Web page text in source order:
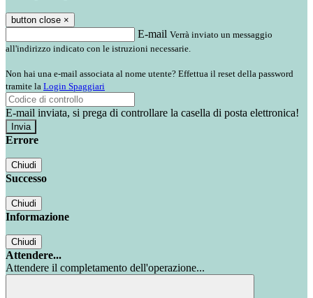
button close ×
E-mail Verrà inviato un messaggio
all'indirizzo indicato con le istruzioni necessarie.
Non hai una e-mail associata al nome utente? Effettua il reset della password
tramite la Login Spaggiari
E-mail inviata, si prega di controllare la casella di posta elettronica!
Errore
Chiudi
Successo
Chiudi
Informazione
Chiudi
Attendere...
Attendere il completamento dell'operazione...